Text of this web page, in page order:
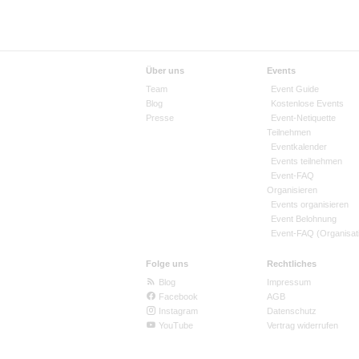
Über uns
Team
Blog
Presse
Events
Event Guide
Kostenlose Events
Event-Netiquette
Teilnehmen
Eventkalender
Events teilnehmen
Event-FAQ
Organisieren
Events organisieren
Event Belohnung
Event-FAQ
Folge uns
Blog
Facebook
Instagram
YouTube
Rechtliches
Impressum
AGB
Datenschutz
Vertrag widerrufen